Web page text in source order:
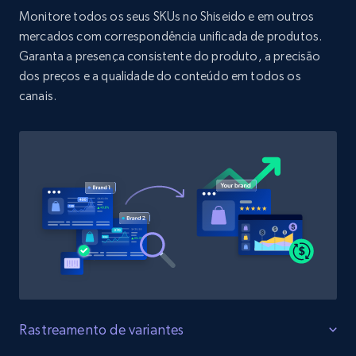
URL, Product id, Title, Product description,
and more.
Target - Discover products by specified
UPC
URL, Product id, Title, Product description,
Rating, Reviews count, Initial price, Discount,
and more.
Monitore todos os seus SKUs no Shiseido e em outros
mercados com correspondência unificada de produtos.
Garanta a presença consistente do produto, a precisão
dos preços e a qualidade do conteúdo em todos os
canais.
Rastreamento de variantes